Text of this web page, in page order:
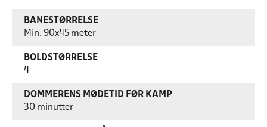
BANESTØRRELSE
Min. 90x45 meter
BOLDSTØRRELSE
4
DOMMERENS MØDETID FØR KAMP
30 minutter